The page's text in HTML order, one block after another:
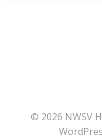
© 2026 NWSV